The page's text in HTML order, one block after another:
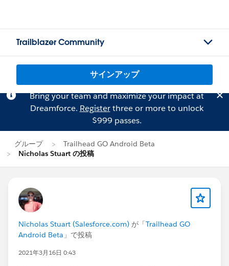
Trailblazer Community
サインアップ
Bring your team and maximize your impact at
Dreamforce. Registerthree or more to unlock
$999 passes.
グループ
Trailhead GO Android Beta
Nicholas Stuart の投稿
Nicholas Stuart (Salesforce.com) が「Trailhead GO
Android Beta 」で投稿
2021年3月16日 0:43